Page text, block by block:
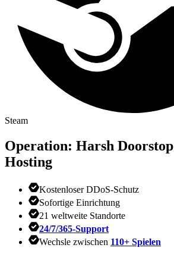
Steam
Operation: Harsh Doorstop
Hosting
Kostenloser DDoS-Schutz
Sofortige Einrichtung
21 weltweite Standorte
24/7/365-Support
Wechsle zwischen 110+ Spielen